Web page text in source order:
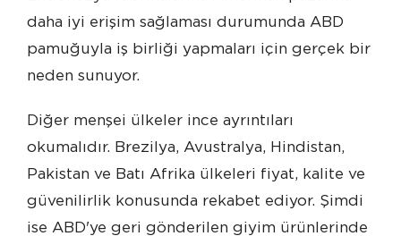
daha iyi erişim sağlaması durumunda ABD
pamuğuyla iş birliği yapmaları için gerçek bir
neden sunuyor.
Diğer menşei ülkeler ince ayrıntıları
okumalıdır. Brezilya, Avustralya, Hindistan,
Pakistan ve Batı Afrika ülkeleri fiyat, kalite ve
güvenilirlik konusunda rekabet ediyor. Şimdi
ise ABD'ye geri gönderilen giyim ürünlerinde